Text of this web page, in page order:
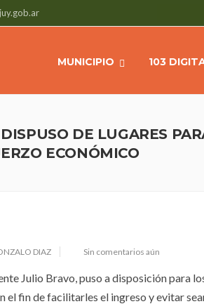
MUNICIPIO 103
DE LUGARES
ECONÓMICO
DIAZ Sin comentarios aún
Julio Bravo, puso a disposición para
el fin de facilitarles el ingreso y evitar